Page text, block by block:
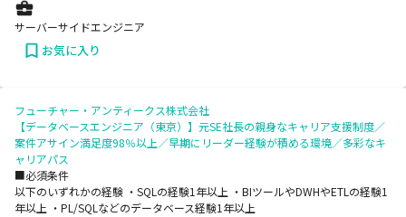
サーバーサイドエンジニア
お気に入り
フューチャー・アンティークス株式会社
【データベースエンジニア（東京）】元SE社長の親身なキャリア支援制度／
案件アサイン満足度98％以上／早期にリーダー経験が積める環境／多彩なキ
ャリアパス
■必須条件
以下のいずれかの経験 ・SQLの経験1年以上 ・BIツールやDWHやETLの経験1
年以上 ・PL/SQLなどのデータベース経験1年以上